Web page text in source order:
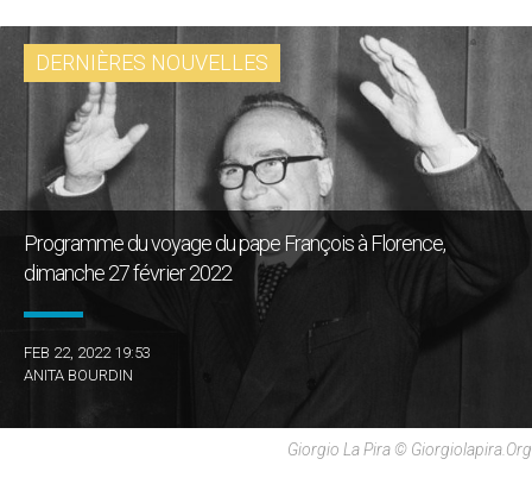
DERNIÈRES NOUVELLES
Programme du voyage du pape François à Florence,
dimanche 27 février 2022
FEB 22, 2022 19:53
ANITA BOURDIN
Giorgio La Pira © Giorgiolapira.org